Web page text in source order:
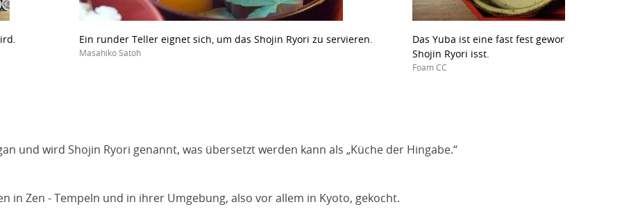
Ein runder Teller eignet sich, um das Shojin Ryori zu servieren.
Masahiko Satoh
Das Yuba ist eine fast fest gewordene
Shojin Ryori isst.
Foam CC
und wird Shojin Ryori genannt, was übersetzt werden kann als „Küche der Hingabe.“
in Zen - Tempeln und in ihrer Umgebung, also vor allem in Kyoto, gekocht.